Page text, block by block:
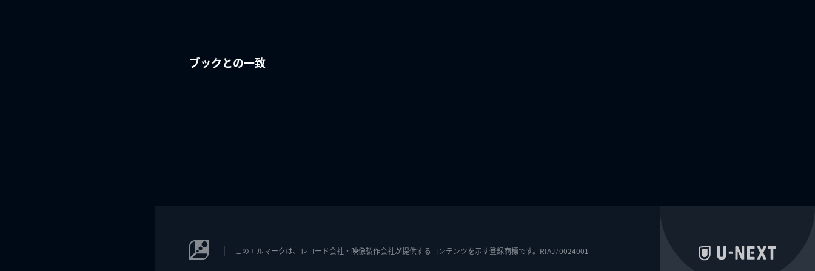
ブックとの一致
このエルマークは、レコード会社・映像製作会社が提供するコンテンツを示す登録商標です。RIAJ70024001